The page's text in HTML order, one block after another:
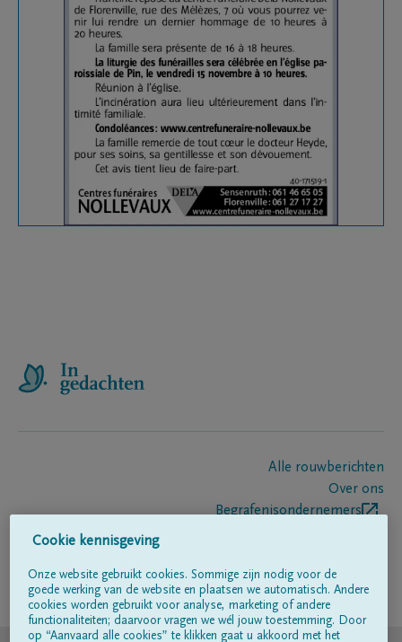
Alle rouwberichten
Over ons
Begrafenisondernemers
Volg ons op
Cookie kennisgeving
Onze website gebruikt cookies. Sommige zijn nodig voor de
goede werking van de website en plaatsen we automatisch. Andere
cookies worden gebruikt voor analyse, marketing of andere
functionaliteiten; daarvoor vragen we wél jouw toestemming. Door
op “Aanvaard alle cookies” te klikken gaat u akkoord met het